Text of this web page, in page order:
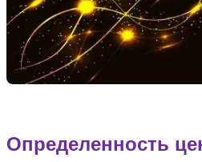
Определенность